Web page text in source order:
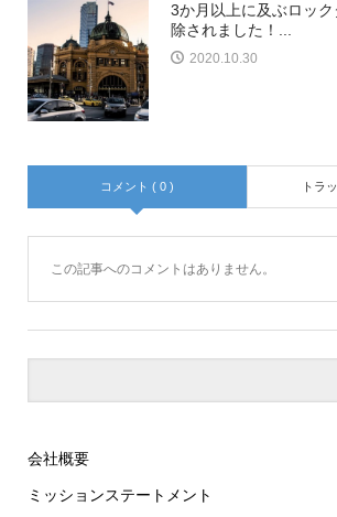
3か月以上に及ぶロッ
除されました！...
2020.10.30
コメント ( 0 ) トラ
この記事へのコメントはありません。
会社概要
ミッションステートメント